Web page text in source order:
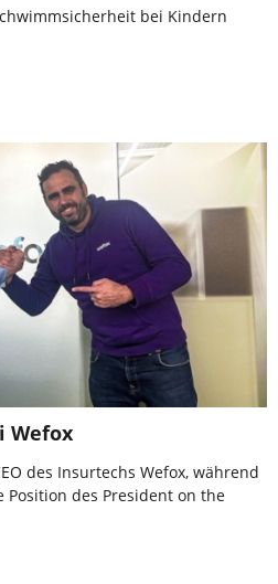
bei Kindern
Wefox
des Insurtechs Wefox, während
Position des President on the